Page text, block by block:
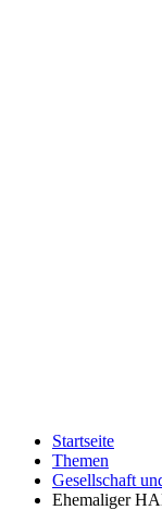
Startseite
Themen
Gesellschaft
Ehemaliger